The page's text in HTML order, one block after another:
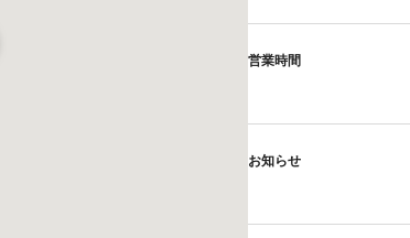
営業時間
お知らせ